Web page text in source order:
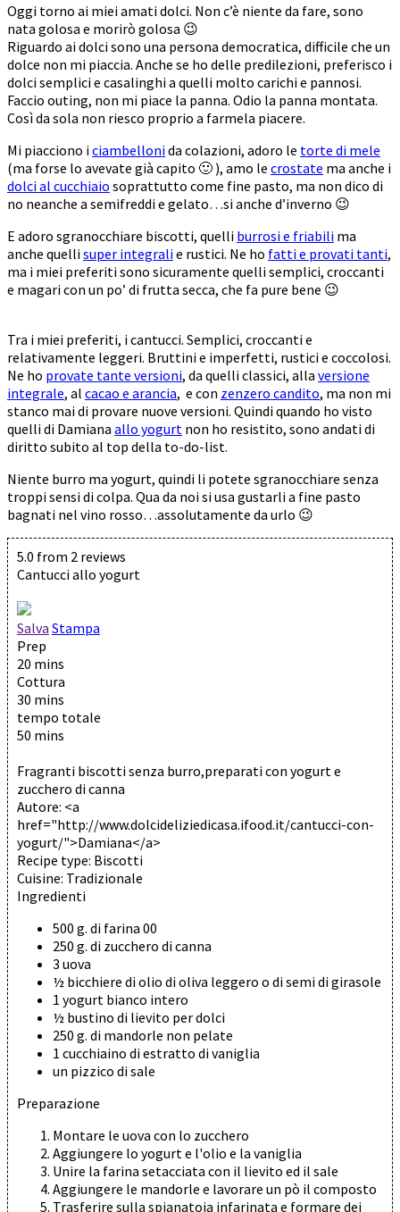
Oggi torno ai miei amati dolci. Non c’è niente da fare, sono
nata golosa e morirò golosa 😉
Riguardo ai dolci sono una persona democratica, difficile che un
dolce non mi piaccia. Anche se ho delle predilezioni, preferisco i
dolci semplici e casalinghi a quelli molto carichi e pannosi.
Faccio outing, non mi piace la panna. Odio la panna montata.
Così da sola non riesco proprio a farmela piacere.
Mi piacciono iciambellonida colazioni, adoro le torte di mele
(ma forse lo avevate già capito 🙂 ), amo le crostate ma anche i
dolci al cucchiaio soprattutto come fine pasto, ma non dico di
no neanche a semifreddi e gelato…si anche d’inverno 😉
E adoro sgranocchiare biscotti, quelli burrosi e friabili ma
anche quellisuper integralie rustici. Ne ho fatti e provati tanti,
ma i miei preferiti sono sicuramente quelli semplici, croccanti
e magari con un po’ di frutta secca, che fa pure bene 😉
Tra i miei preferiti, i cantucci. Semplici, croccanti e
relativamente leggeri. Bruttini e imperfetti, rustici e coccolosi.
Ne ho provate tante versioni, da quelli classici, alla versione
integrale, al cacao e arancia, e con zenzero candito, ma non mi
stanco mai di provare nuove versioni. Quindi quando ho visto
quelli di Damiana allo yogurt non ho resistito, sono andati di
diritto subito al top della to-do-list.
Niente burro ma yogurt, quindi li potete sgranocchiare senza
troppi sensi di colpa. Qua da noi si usa gustarli a fine pasto
bagnati nel vino rosso…assolutamente da urlo 😉
5.0 from 2 reviews
Cantucci allo yogurt
Salva Stampa
Prep
20 mins
Cottura
30 mins
tempo totale
50 mins
Fragranti biscotti senza burro,preparati con yogurt e
zucchero di canna
Autore: <a
href="http://www.dolcideliziedicasa.ifood.it/cantucci-con-
yogurt/">Damiana</a>
Recipe type: Biscotti
Cuisine: Tradizionale
Ingredienti
500 g. di farina 00
250 g. di zucchero di canna
3 uova
½ bicchiere di olio di oliva leggero o di semi di girasole
1 yogurt bianco intero
½ bustino di lievito per dolci
250 g. di mandorle non pelate
1 cucchiaino di estratto di vaniglia
un pizzico di sale
Preparazione
Montare le uova con lo zucchero
Aggiungere lo yogurt e l'olio e la vaniglia
Unire la farina setacciata con il lievito ed il sale
Aggiungere le mandorle e lavorare un pò il composto
Trasferire sulla spianatoia infarinata e formare dei